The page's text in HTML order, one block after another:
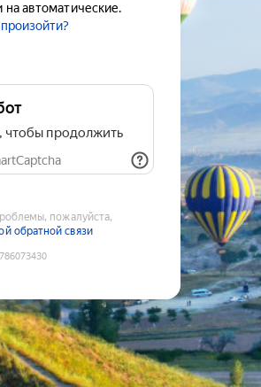
на автоматические.
чтобы продолжить
пожалуйста,
обратной связи